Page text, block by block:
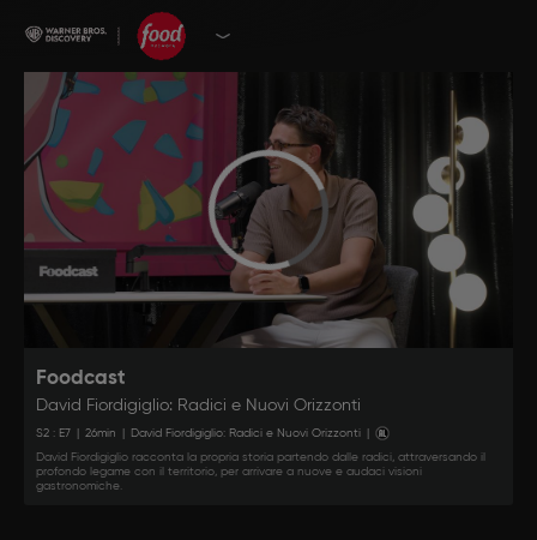
Foodcast
David Fiordigiglio: Radici e Nuovi Orizzonti
S2 : E7 26min David Fiordigiglio: Radici e Nuovi Orizzonti
David Fiordigiglio racconta la propria storia partendo dalle radici, attraversando il
profondo legame con il territorio, per arrivare a nuove e audaci visioni
gastronomiche.